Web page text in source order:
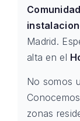
Madrid.
alta en el
No somos
zonas